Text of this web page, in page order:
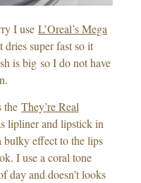
I use L’Oreal’s Mega
dries super fast so it
is big so I do not have
the They’re Real
lipliner and lipstick in
bulky effect to the lips
I use a coral tone
day and doesn’t looks